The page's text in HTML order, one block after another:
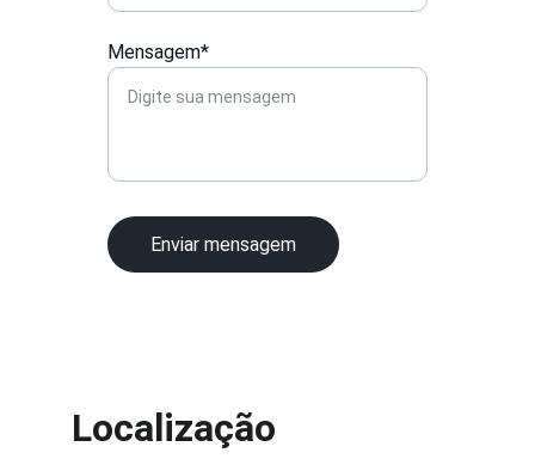
Mensagem*
Enviar mensagem
Localização